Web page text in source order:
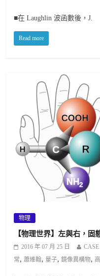
■在 Laughlin 波函數後，J.
Read more
物理
【物理世界】左與右，
2016 年 07 月 25 日 CASE
常,蕭維翰,量子,鏡像異構物,